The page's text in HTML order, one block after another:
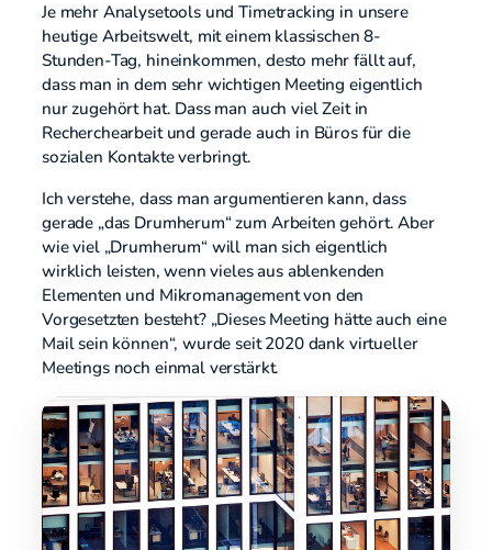
Je mehr Analysetools und Timetracking in unsere
heutige Arbeitswelt, mit einem klassischen 8-
Stunden-Tag, hineinkommen, desto mehr fällt auf,
dass man in dem sehr wichtigen Meeting eigentlich
nur zugehört hat. Dass man auch viel Zeit in
Recherchearbeit und gerade auch in Büros für die
sozialen Kontakte verbringt.
Ich verstehe, dass man argumentieren kann, dass
gerade „das Drumherum“ zum Arbeiten gehört. Aber
wie viel „Drumherum“ will man sich eigentlich
wirklich leisten, wenn vieles aus ablenkenden
Elementen und Mikromanagement von den
Vorgesetzten besteht? „Dieses Meeting hätte auch eine
Mail sein können“, wurde seit 2020 dank virtueller
Meetings noch einmal verstärkt.